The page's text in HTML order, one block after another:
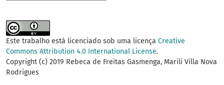
Este trabalho está licenciado sob uma licença Creative
Commons Attribution 4.0 International License.
Copyright (c) 2019 Rebeca de Freitas Gasmenga, Marili Villa Nova
Rodrigues